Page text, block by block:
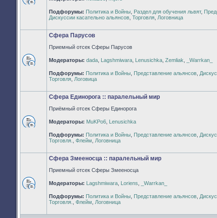
непрочитанных
сообщений
Подфорумы: Политика и Войны Раздел для обучения львят,
Дискуссии касательно альянсов Торговля Логовница
непрочитанных
сообщений
Сфера Парусов
Приемный отсек Сферы Парусов
Модераторы: dada Lagshmiwara Lenusichka Zemliak _Warrkan_
Подфорумы: Политика и Войны Представление альянсов
Торговля Логовица
непрочитанных
сообщений
Сфера Единорога :: паралельный мир
Приёмный отсек Сферы Единорога
Модераторы: MuKPo6 Lenusichka
Подфорумы: Политика и Войны Представление альянсов
Торговля.
Флейм Логовница
непрочитанных
сообщений
Сфера Змееносца :: паралельный мир
Приемный отсек Сферы Змееносца
Модераторы: Lagshmiwara Loriens _Warrkan_
Подфорумы: Политика и Войны Представление альянсов
Торговля.
Флейм Логовница